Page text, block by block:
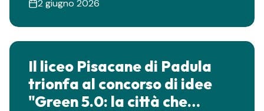
2 giugno 2026
Il liceo Pisacane di Padula
trionfa al concorso di idee
"Green 5.0: la città che